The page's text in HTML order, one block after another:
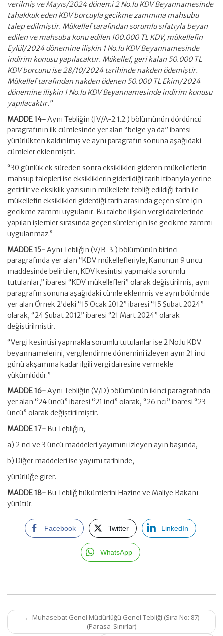
verilmiş ve Mayıs/2024 dönemi 2 No.lu KDV Beyannamesinde
tahakkuk eden KDV borcuyla gecikme zammına mahsubu
talep edilmiştir. Mükellef tarafından sorumlu sıfatıyla beyan
edilen ve mahsuba konu edilen 100.000 TL KDV, mükellefin
Eylül/2024 dönemine ilişkin 1 No.lu KDV Beyannamesinde
indirim konusu yapılacaktır. Mükellef, geri kalan 50.000 TL
KDV borcunu ise 28/10/2024 tarihinde nakden ödemiştir.
Mükellef tarafından nakden ödenen 50.000 TL Ekim/2024
dönemine ilişkin 1 No.lu KDV Beyannamesinde indirim konusu
yapılacaktır.”
MADDE 14-Aynı Tebliğin (IV/A-2.1.2.) bölümünün dördüncü
paragrafının ilk cümlesinde yer alan “belge ya da” ibaresi
yürürlükten kaldırılmış ve aynı paragrafın sonuna aşağıdaki
cümleler eklenmiştir.
“30 günlük ek süreden sonra eksiklikleri gideren mükelleflerin
mahsup talepleri ise eksikliklerin giderildiği tarih itibarıyla yerine
getirilir ve eksiklik yazısının mükellefe tebliğ edildiği tarih ile
mükellefin eksiklikleri giderdiği tarih arasında geçen süre için
gecikme zammı uygulanır. Bu talebe ilişkin vergi dairelerinde
yapılan işlemler sırasında geçen süreler için ise gecikme zammı
uygulanmaz.”
MADDE 15-Aynı Tebliğin (V/B-3.) bölümünün birinci
paragrafında yer alan “KDV mükellefleriyle; Kanunun 9 uncu
maddesinde belirtilen, KDV kesintisi yapmakla sorumlu
tutulanlar,” ibaresi “KDV mükellefleri” olarak değiştirilmiş, aynı
paragrafın sonuna aşağıdaki cümle eklenmiş ve aynı bölümde
yer alan Örnek 2’deki “15 Ocak 2012” ibaresi “15 Şubat 2024”
olarak, “24 Şubat 2012” ibaresi “21 Mart 2024” olarak
değiştirilmiştir.
“Vergi kesintisi yapmakla sorumlu tutulanlar ise 2 No.lu KDV
beyannamelerini, vergilendirme dönemini izleyen ayın 21 inci
günü akşamına kadar ilgili vergi dairesine vermekle
yükümlüdür.”
MADDE 16-Aynı Tebliğin (V/D) bölümünün ikinci paragrafında
yer alan “24 üncü” ibaresi “21 inci” olarak, “26 ncı” ibaresi “23
üncü” olarak değiştirilmiştir.
MADDE 17- Bu Tebliğin;
a) 2 nci ve 3 üncü maddeleri yayımını izleyen ayın başında,
b) Diğer maddeleri ise yayımı tarihinde,
yürürlüğe girer.
MADDE 18- Bu Tebliğ hükümlerini Hazine ve Maliye Bakanı
yürütür.
Facebook Twitter LinkedIn
WhatsApp
Post
navigation
← Muhasebat Genel Müdürlüğü Genel Tebliği (Sıra No: 87)
(Parasal Sınırlar)